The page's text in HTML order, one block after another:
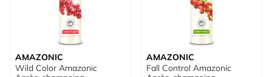
AMAZONIC
Wild Color Amazonic
AMAZONIC
Fall Control Amazonic